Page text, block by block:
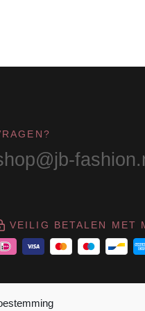
VEILIG BETALEN MET